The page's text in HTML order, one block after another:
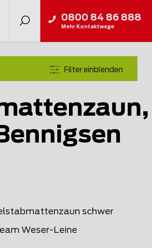
0800 84 86 888
Mehr Kontaktwege
Filter einblenden
schwer
Weser-Leine